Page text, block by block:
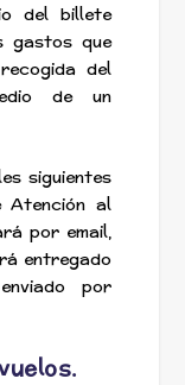
del billete
gastos que
del
de un
siguientes
Atención al
por email,
entregado
por